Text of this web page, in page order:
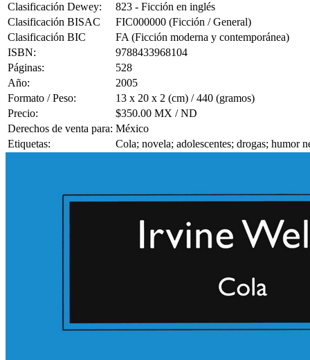
Clasificación Dewey:
823 - Ficción en inglés
Clasificación BISAC
FIC000000 (Ficción / General)
Clasificación BIC
FA (Ficción moderna y contemporánea)
ISBN:
9788433968104
Páginas:
528
Año:
2005
Formato / Peso:
13 x 20 x 2 (cm) / 440 (gramos)
Precio:
$350.00 MX / ND
Derechos de venta para: México
Etiquetas:
Cola; novela; adolescentes; drogas; humor